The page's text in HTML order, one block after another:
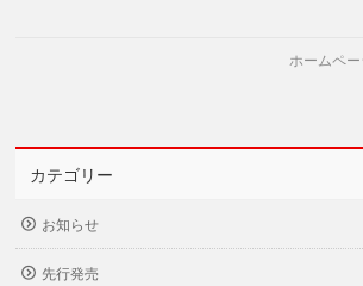
ホームペ
カテゴリー
お知らせ
先行発売